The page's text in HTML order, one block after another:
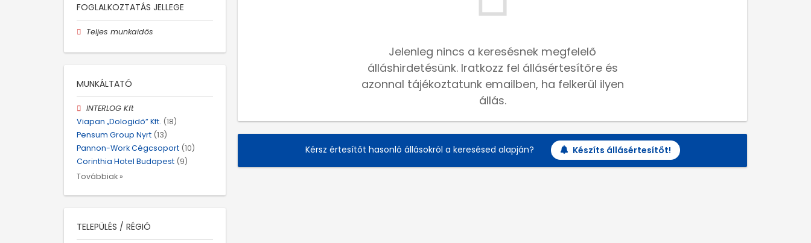
Jelenleg nincs a keresésnek megfelelő
álláshirdetésünk. Iratkozz fel állásértesítőre és
azonnal tájékoztatunk emailben, ha felkerül ilyen
állás.
Kérsz értesítőt hasonló állásokról a keresésed alapján? Készíts állásértesítőt!
FOGLALKOZTATÁS JELLEGE
Teljes munkaidős
MUNKÁLTATÓ
INTERLOG Kft
Viapan „Dologidő” Kft. (18)
Pensum Group Nyrt (13)
Pannon-Work Cégcsoport (10)
Corinthia Hotel Budapest (9)
Továbbiak »
TELEPÜLÉS / RÉGIÓ